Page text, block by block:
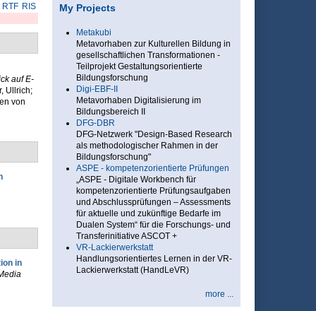
RTF RIS
auf E-
Ullrich;
von
in
My Projects
Metakubi
Metavorhaben zur Kulturellen Bildung in
gesellschaftlichen Transformationen -
Teilprojekt Gestaltungsorientierte
Bildungsforschung
Digi-EBF-II
Metavorhaben Digitalisierung im
Bildungsbereich II
DFG-DBR
DFG-Netzwerk "Design-Based Research
als methodologischer Rahmen in der
Bildungsforschung"
ASPE - kompetenzorientierte Prüfungen
„ASPE - Digitale Workbench für
kompetenzorientierte Prüfungsaufgaben
und Abschlussprüfungen – Assessments
für aktuelle und zukünftige Bedarfe im
Dualen System“ für die Forschungs- und
Transferinitiative ASCOT +
VR-Lackierwerkstatt
Handlungsorientiertes Lernen in der VR-
Lackierwerkstatt (HandLeVR)
more ...